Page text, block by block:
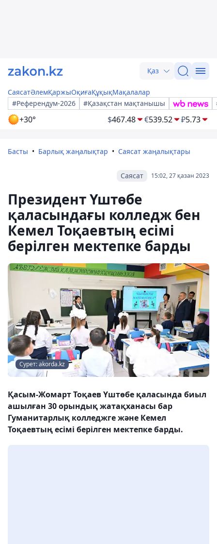
Қаз
СаясатӘлемҚаржыОқиғаҚұқықМақалалар
#Референдум-2026
#Қазақстан мақтанышы
+30° $467.48 €539.52 ₽5.73
Басты Барлық жаңалықтар Саясат жаңалықтары
15:02, 27 қазан 2023
Саясат
Президент Үштөбе
қаласындағы колледж бен
Кемел Тоқаевтың есімі
берілген мектепке барды
Сурет: akorda.kz
Қасым-Жомарт Тоқаев Үштөбе қаласында биыл
ашылған 30 орындық жатақханасы бар
Гуманитарлық колледжге және Кемел
Тоқаевтың есімі берілген мектепке барды.